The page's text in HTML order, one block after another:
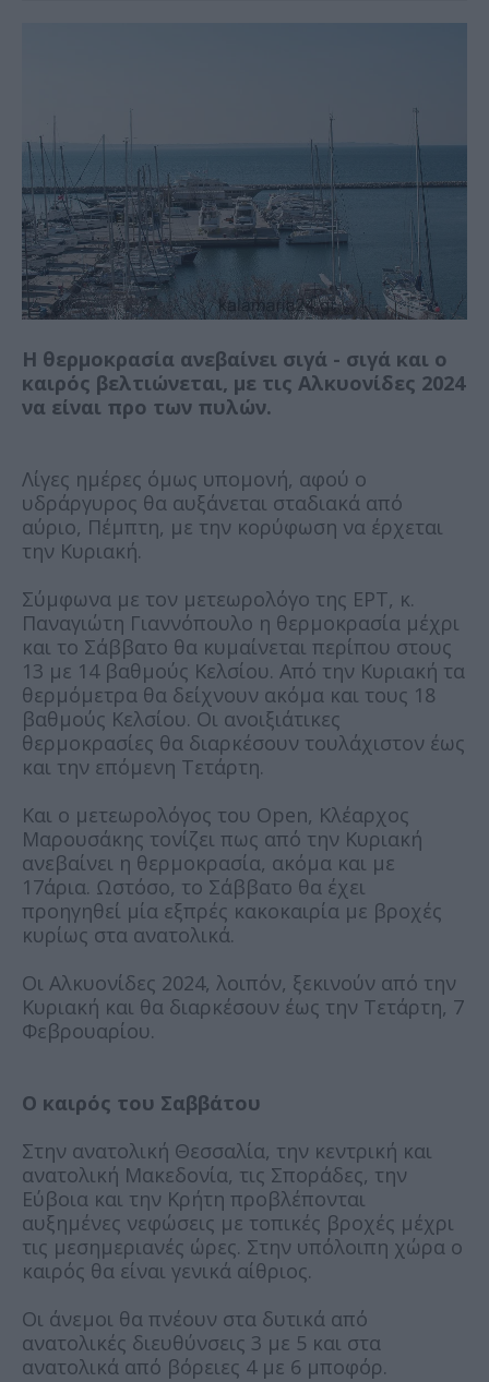
Η θερμοκρασία ανεβαίνει σιγά - σιγά και ο
καιρός βελτιώνεται, με τις Αλκυονίδες 2024
να είναι προ των πυλών.
Λίγες ημέρες όμως υπομονή, αφού ο
υδράργυρος θα αυξάνεται σταδιακά από
αύριο, Πέμπτη, με την κορύφωση να έρχεται
την Κυριακή.
Σύμφωνα με τον μετεωρολόγο της ΕΡΤ, κ.
Παναγιώτη Γιαννόπουλο η θερμοκρασία μέχρι
και το Σάββατο θα κυμαίνεται περίπου στους
13 με 14 βαθμούς Κελσίου. Από την Κυριακή τα
θερμόμετρα θα δείχνουν ακόμα και τους 18
βαθμούς Κελσίου. Οι ανοιξιάτικες
θερμοκρασίες θα διαρκέσουν τουλάχιστον έως
και την επόμενη Τετάρτη.
Και ο μετεωρολόγος του Open, Κλέαρχος
Μαρουσάκης τονίζει πως από την Κυριακή
ανεβαίνει η θερμοκρασία, ακόμα και με
17άρια. Ωστόσο, το Σάββατο θα έχει
προηγηθεί μία εξπρές κακοκαιρία με βροχές
κυρίως στα ανατολικά.
Οι Αλκυονίδες 2024, λοιπόν, ξεκινούν από την
Κυριακή και θα διαρκέσουν έως την Τετάρτη, 7
Φεβρουαρίου.
Ο καιρός του Σαββάτου
Στην ανατολική Θεσσαλία, την κεντρική και
ανατολική Μακεδονία, τις Σποράδες, την
Εύβοια και την Κρήτη προβλέπονται
αυξημένες νεφώσεις με τοπικές βροχές μέχρι
τις μεσημεριανές ώρες. Στην υπόλοιπη χώρα ο
καιρός θα είναι γενικά αίθριος.
Οι άνεμοι θα πνέουν στα δυτικά από
ανατολικές διευθύνσεις 3 με 5 και στα
ανατολικά από βόρειες 4 με 6 μποφόρ.